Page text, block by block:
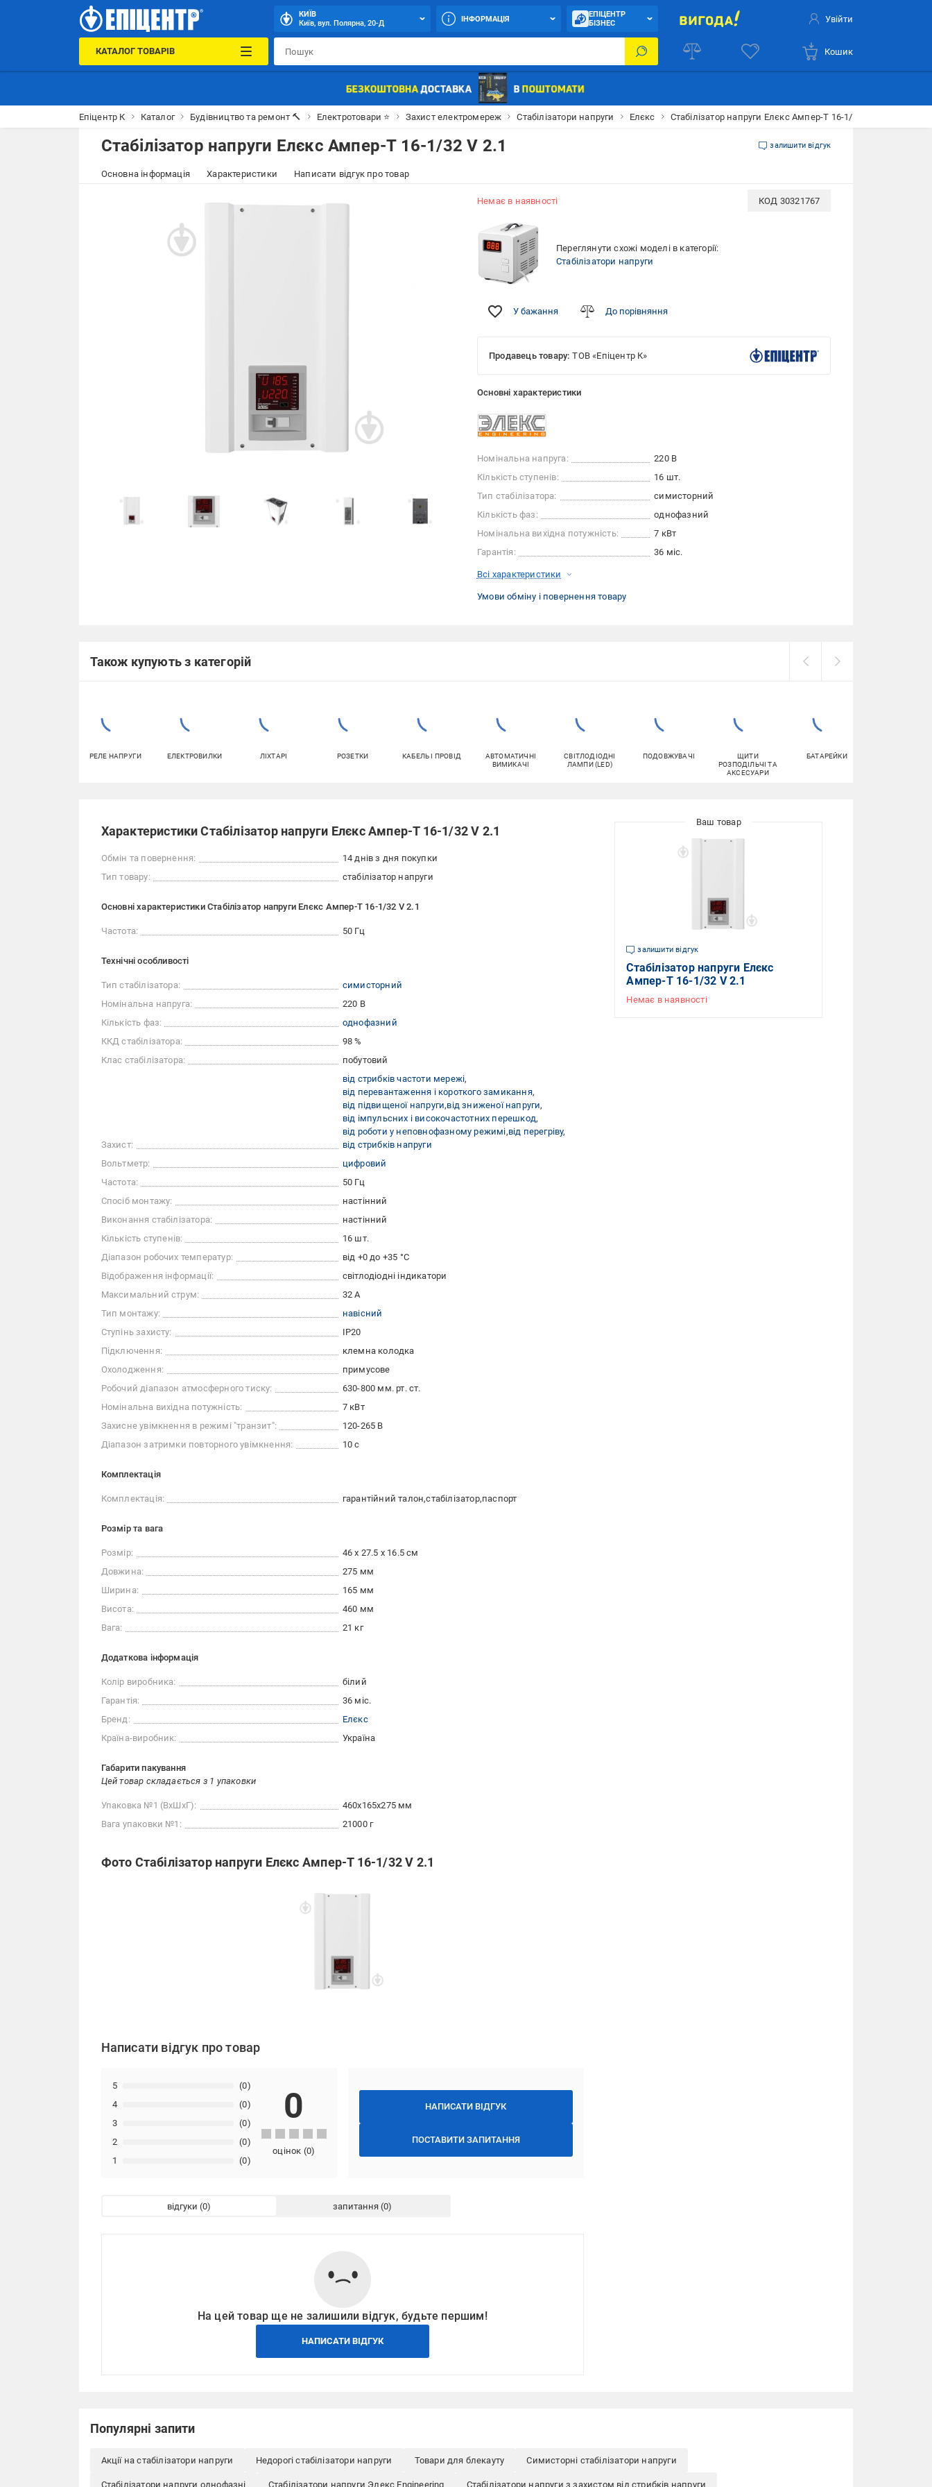
КИЇВ
Київ, вул. Полярна, 20-Д
ІНФОРМАЦІЯ
ЕПІЦЕНТР
БІЗНЕС
Увійти
КАТАЛОГ ТОВАРІВ Кошик
Епіцентр К Каталог Будівництво та ремонт 🔨 Електротовари ⭐ Захист електромереж Стабілізатори напруги Елєкс Стабілізатор напруги Елєкс Ампер-Т 16-1/32 V 2.1
Стабілізатор напруги Елєкс Ампер-Т 16-1/32 V 2.1 залишити відгук
Основна інформація Характеристики Написати відгук про товар
Немає в наявності КОД 30321767
Переглянути схожі моделі в категорії:
Стабілізатори напруги
У бажання До порівняння
Продавець товару: ТОВ «Епіцентр К»
Основні характеристики
Номінальна напруга:
220 В
Кількість ступенів:
16 шт.
Тип стабілізатора:
симисторний
Кількість фаз:
однофазний
Номінальна вихідна потужність:
7 кВт
Гарантія:
36 міс.
Всі характеристики
Умови обміну і повернення товару
Також купують з категорій
РЕЛЕ НАПРУГИ ЕЛЕКТРОВИЛКИ ЛІХТАРІ РОЗЕТКИ КАБЕЛЬ І ПРОВІД
АВТОМАТИЧНІ
ВИМИКАЧІ
СВІТЛОДІОДНІ
ЛАМПИ (LED)
ПОДОВЖУВАЧІ
ЩИТИ
РОЗПОДІЛЬЧІ ТА
АКСЕСУАРИ
БАТАРЕЙКИ
Характеристики Стабілізатор напруги Елєкс Ампер-Т 16-1/32 V 2.1
Обмін та повернення:
14 днів з дня покупки
Тип товару:
стабілізатор напруги
Основні характеристики Стабілізатор напруги Елєкс Ампер-Т 16-1/32 V 2.1
Частота: 50 Гц
Технічні особливості
Тип стабілізатора:
симисторний
Номінальна напруга:
220 В
Кількість фаз:
однофазний
ККД стабілізатора:
98 %
Клас стабілізатора:
побутовий
Захист:
від стрибків частоти мережі
від перевантаження і короткого замикання
від підвищеної напруги від зниженої напруги
від імпульсних і високочастотних перешкод
від роботи у неповнофазному режимі від перегріву
від стрибків напруги
Вольтметр:
цифровий
Частота:
50 Гц
Спосіб монтажу:
настінний
Виконання стабілізатора:
настінний
Кількість ступенів:
16 шт.
Діапазон робочих температур:
від +0 до +35 °C
Відображення інформації:
світлодіодні індикатори
Максимальний струм:
32 А
Тип монтажу:
навісний
Ступінь захисту:
IP20
Підключення:
клемна колодка
Охолодження:
примусове
Робочий діапазон атмосферного тиску:
630-800 мм. рт. ст.
Номінальна вихідна потужність:
7 кВт
Захисне увімкнення в режимі "транзит":
120-265 В
Діапазон затримки повторного увімкнення:
10 с
Комплектація
Комплектація: гарантійний талон стабілізатор паспорт
Розмір та вага
Розмір:
46 x 27.5 x 16.5 см
Довжина:
275 мм
Ширина:
165 мм
Висота:
460 мм
Вага:
21 кг
Додаткова інформація
Колір виробника:
білий
Гарантія:
36 міс.
Бренд:
Елєкс
Країна-виробник:
Україна
Габарити пакування
Цей товар складається з 1 упаковки
Упаковка №1 (ВхШхГ):
460x165x275 мм
Вага упаковки №1:
21000 г
Фото Стабілізатор напруги Елєкс Ампер-Т 16-1/32 V 2.1
Написати відгук про товар
НАПИСАТИ ВІДГУК
ПОСТАВИТИ ЗАПИТАННЯ
1 (0)
2 (0)
3 (0)
4 (0)
5 (0)
0
оцінок (0)
відгуки запитання
На цей товар ще не залишили відгук, будьте першим!
НАПИСАТИ ВІДГУК
залишити відгук
Стабілізатор напруги Елєкс
Ампер-Т 16-1/32 V 2.1
Немає в наявності
Популярні запити
Акції на стабілізатори напруги Недорогі стабілізатори напруги Товари для блекауту Симисторні стабілізатори напруги
Стабілізатори напруги однофазні Стабілізатори напруги Элекс Engineering Стабілізатори напруги з захистом від стрибків напруги